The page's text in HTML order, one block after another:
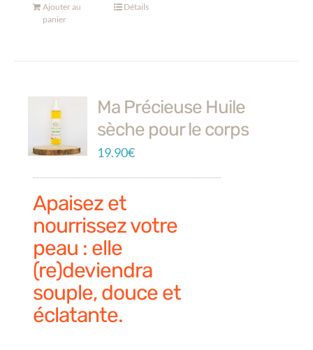
Ajouter au
panier
Détails
Ma Précieuse Huile
sèche pour le corps
19.90€
Apaisez et
nourrissez votre
peau : elle
(re)deviendra
souple, douce et
éclatante.